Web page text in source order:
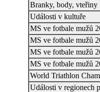
Branky, body, vteřiny
Události v kultuře
MS ve fotbale mužů
MS ve fotbale mužů
MS ve fotbale mužů
MS ve fotbale mužů
World Triathlon
Události v regionech